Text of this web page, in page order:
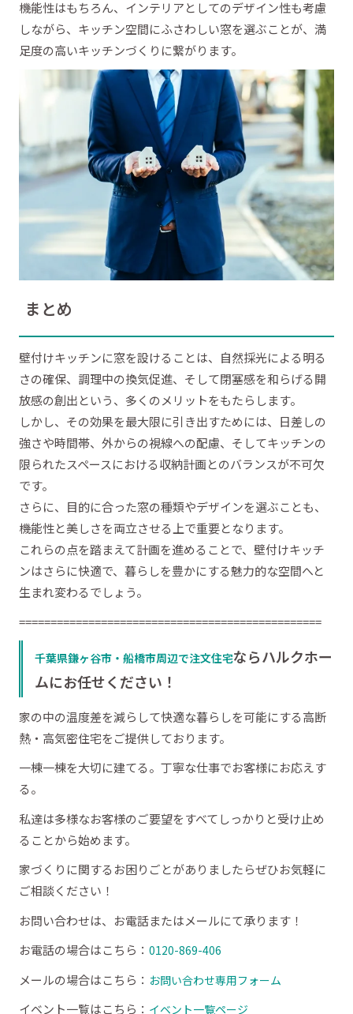
機能性はもちろん、インテリアとしてのデザイン性も考慮
しながら、キッチン空間にふさわしい窓を選ぶことが、満
足度の高いキッチンづくりに繋がります。
まとめ
壁付けキッチンに窓を設けることは、自然採光による明る
さの確保、調理中の換気促進、そして閉塞感を和らげる開
放感の創出という、多くのメリットをもたらします。
しかし、その効果を最大限に引き出すためには、日差しの
強さや時間帯、外からの視線への配慮、そしてキッチンの
限られたスペースにおける収納計画とのバランスが不可欠
です。
さらに、目的に合った窓の種類やデザインを選ぶことも、
機能性と美しさを両立させる上で重要となります。
これらの点を踏まえて計画を進めることで、壁付けキッチ
ンはさらに快適で、暮らしを豊かにする魅力的な空間へと
生まれ変わるでしょう。
================================================
千葉県鎌ヶ谷市・船橋市周辺で注文住宅ならハルクホー
ムにお任せください！
家の中の温度差を減らして快適な暮らしを可能にする高断
熱・高気密住宅をご提供しております。
一棟一棟を大切に建てる。丁寧な仕事でお客様にお応えす
る。
私達は多様なお客様のご要望をすべてしっかりと受け止め
ることから始めます。
家づくりに関するお困りごとがありましたらぜひお気軽に
ご相談ください！
お問い合わせは、お電話またはメールにて承ります！
お電話の場合はこちら： 0120-869-406
メールの場合はこちら： お問い合わせ専用フォーム
イベント一覧はこちら： イベント一覧ページ